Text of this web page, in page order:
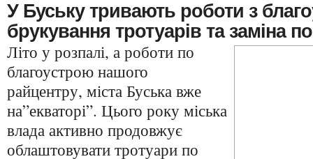
У Буську тривають роботи з
брукування тротуарів та заміна
Літо у розпалі, а роботи по
благоустрою нашого
райцентру, міста Буська вже
на”екваторі”. Цього року міська
влада активно продовжує
облаштовувати тротуари по